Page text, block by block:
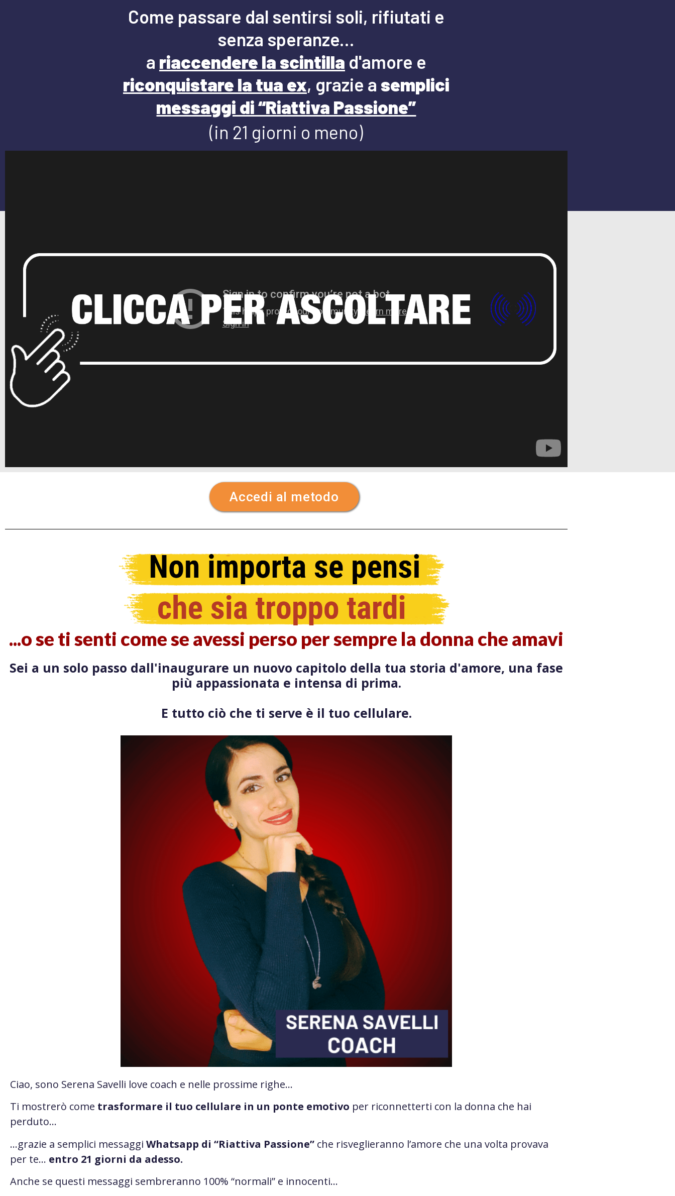
Come passare dal sentirsi soli, rifiutati e
senza speranze...
a riaccendere la scintilla d'amore e
riconquistare la tua ex, grazie a semplici
messaggi di “Riattiva Passione”
(in 21 giorni o meno)
Accedi al metodo
...o se ti senti come se avessi perso per sempre la donna che amavi
Sei a un solo passo dall'inaugurare un nuovo capitolo della tua storia d'amore, una fase
più appassionata e intensa di prima.
E tutto ciò che ti serve è il tuo cellulare.
Ciao, sono Serena Savelli love coach e nelle prossime righe…
Ti mostrerò come trasformare il tuo cellulare in un ponte emotivo per riconnetterti con la donna che hai
perduto…
…grazie a semplici messaggi Whatsapp di “Riattiva Passione” che risveglieranno l’amore che una volta provava
per te… entro 21 giorni da adesso.
Anche se questi messaggi sembreranno 100% “normali” e innocenti…